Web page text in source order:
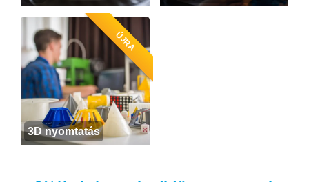
ÚJRA
3D nyomtatás